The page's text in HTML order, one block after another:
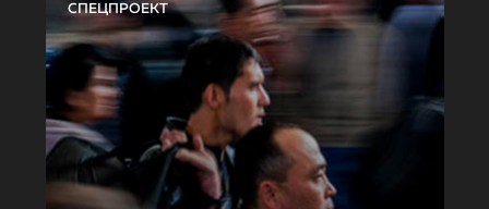
СПЕЦПРОЕКТ